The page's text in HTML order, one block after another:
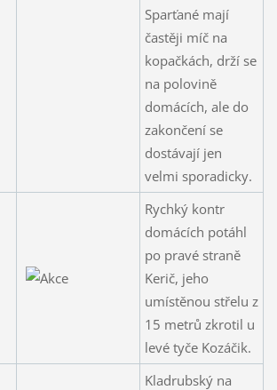
Sparťané mají
častěji míč na
kopačkách, drží se
na polovině
domácích, ale do
zakončení se
dostávají jen
velmi sporadicky.
Rychký kontr
domácích potáhl
po pravé straně
Kerič, jeho
umístěnou střelu z
15 metrů zkrotil u
levé tyče Kozáčik.
Kladrubský na